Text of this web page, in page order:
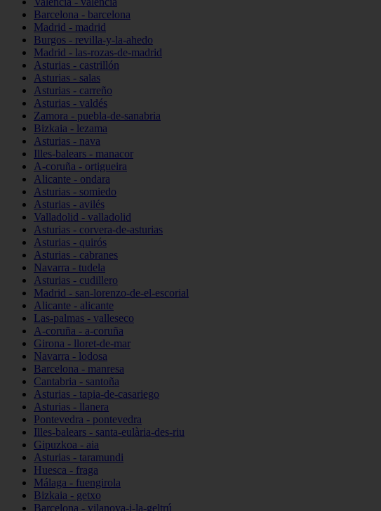
Barcelona - barcelona
Madrid - madrid
Burgos - revilla-y-la-ahedo
Madrid - las-rozas-de-madrid
Asturias - castrillón
Asturias - salas
Asturias - carreño
Asturias - valdés
Zamora - puebla-de-sanabria
Bizkaia - lezama
Asturias - nava
Illes-balears - manacor
A-coruña - ortigueira
Alicante - ondara
Asturias - somiedo
Asturias - avilés
Valladolid - valladolid
Asturias - corvera-de-asturias
Asturias - quirós
Asturias - cabranes
Navarra - tudela
Asturias - cudillero
Madrid - san-lorenzo-de-el-escorial
Alicante - alicante
Las-palmas - valleseco
A-coruña - a-coruña
Girona - lloret-de-mar
Navarra - lodosa
Barcelona - manresa
Cantabria - santoña
Asturias - tapia-de-casariego
Asturias - llanera
Pontevedra - pontevedra
Illes-balears - santa-eulària-des-riu
Gipuzkoa - aia
Asturias - taramundi
Huesca - fraga
Málaga - fuengirola
Bizkaia - getxo
Barcelona - vilanova-i-la-geltrú